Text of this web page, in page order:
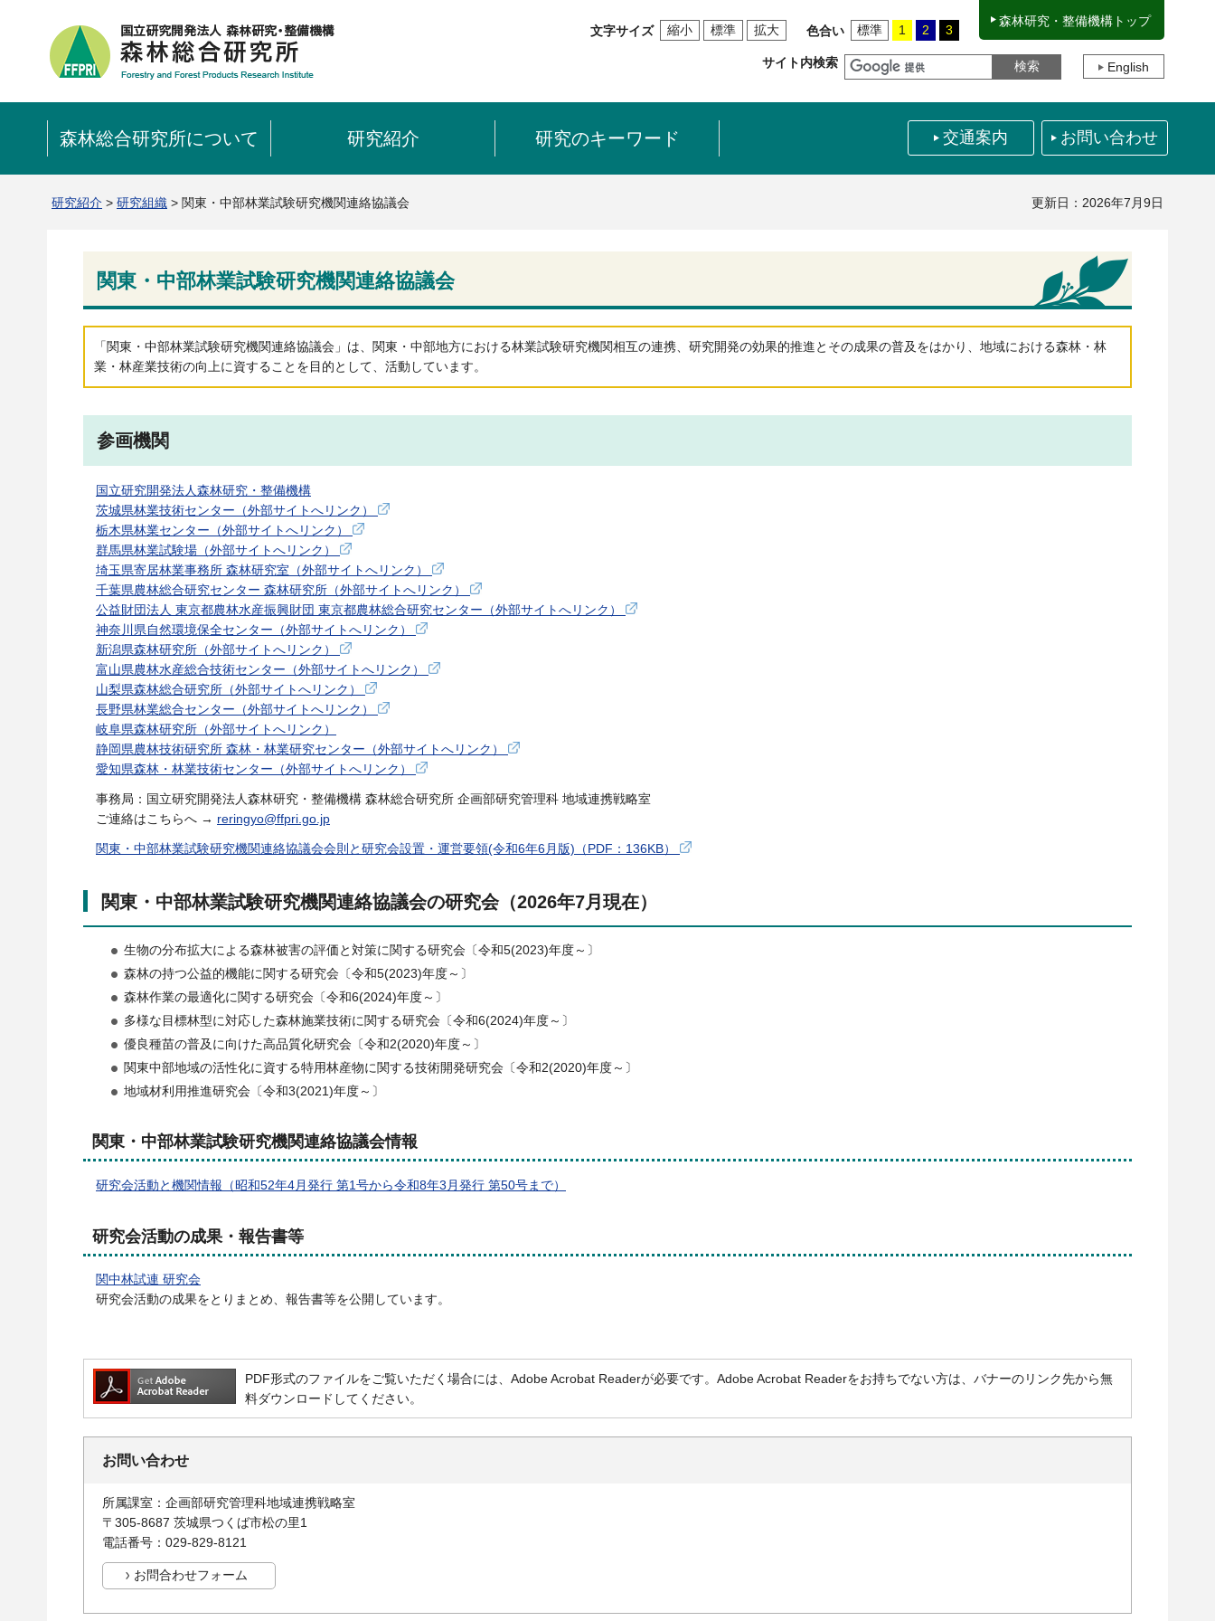
文字サイズ 縮小 標準 拡大 色合い 標準 1 2 3
森林研究・整備機構トップ
サイト内検索 English
森林総合研究所について 研究紹介 研究のキーワード 交通案内 お問い合わせ
研究紹介 > 研究組織 > 関東・中部林業試験研究機関連絡協議会 更新日：2026年7月9日
関東・中部林業試験研究機関連絡協議会
「関東・中部林業試験研究機関連絡協議会」は、関東・中部地方における林業試験研究機関相互の連携、研究開発の効果的推進とその成果の普及をはかり、地域における森林・林
業・林産業技術の向上に資することを目的として、活動しています。
参画機関
国立研究開発法人森林研究・整備機構
茨城県林業技術センター（外部サイトへリンク）
栃木県林業センター（外部サイトへリンク）
群馬県林業試験場（外部サイトへリンク）
埼玉県寄居林業事務所 森林研究室（外部サイトへリンク）
千葉県農林総合研究センター 森林研究所（外部サイトへリンク）
公益財団法人 東京都農林水産振興財団 東京都農林総合研究センター（外部サイトへリンク）
神奈川県自然環境保全センター（外部サイトへリンク）
新潟県森林研究所（外部サイトへリンク）
富山県農林水産総合技術センター（外部サイトへリンク）
山梨県森林総合研究所（外部サイトへリンク）
長野県林業総合センター（外部サイトへリンク）
岐阜県森林研究所（外部サイトへリンク）
静岡県農林技術研究所 森林・林業研究センター（外部サイトへリンク）
愛知県森林・林業技術センター（外部サイトへリンク）
事務局：国立研究開発法人森林研究・整備機構 森林総合研究所 企画部研究管理科 地域連携戦略室
ご連絡はこちらへ → reringyo@ffpri.go.jp
関東・中部林業試験研究機関連絡協議会会則と研究会設置・運営要領(令和6年6月版)（PDF：136KB）
関東・中部林業試験研究機関連絡協議会の研究会（2026年7月現在）
生物の分布拡大による森林被害の評価と対策に関する研究会〔令和5(2023)年度～〕
森林の持つ公益的機能に関する研究会〔令和5(2023)年度～〕
森林作業の最適化に関する研究会〔令和6(2024)年度～〕
多様な目標林型に対応した森林施業技術に関する研究会〔令和6(2024)年度～〕
優良種苗の普及に向けた高品質化研究会〔令和2(2020)年度～〕
関東中部地域の活性化に資する特用林産物に関する技術開発研究会〔令和2(2020)年度～〕
地域材利用推進研究会〔令和3(2021)年度～〕
関東・中部林業試験研究機関連絡協議会情報
研究会活動と機関情報（昭和52年4月発行 第1号から令和8年3月発行 第50号まで）
研究会活動の成果・報告書等
関中林試連 研究会
研究会活動の成果をとりまとめ、報告書等を公開しています。
PDF形式のファイルをご覧いただく場合には、Adobe Acrobat Readerが必要です。Adobe Acrobat Readerをお持ちでない方は、バナーのリンク先から無
料ダウンロードしてください。
お問い合わせ
所属課室：企画部研究管理科地域連携戦略室
〒305-8687 茨城県つくば市松の里1
電話番号：029-829-8121